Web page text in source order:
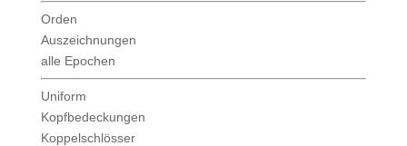
Orden
Auszeichnungen
alle Epochen
Uniform
Kopfbedeckungen
Koppelschlösser